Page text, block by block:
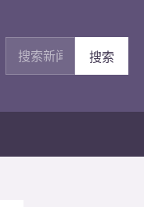
搜索新闻
搜索